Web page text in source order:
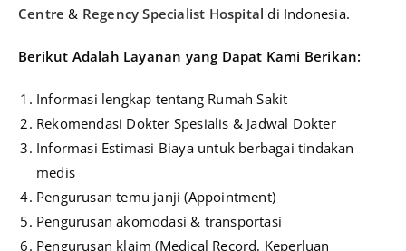
Centre & Regency Specialist Hospital di Indonesia.
Berikut Adalah Layanan yang Dapat Kami Berikan:
Informasi lengkap tentang Rumah Sakit
Rekomendasi Dokter Spesialis & Jadwal Dokter
Informasi Estimasi Biaya untuk berbagai tindakan
medis
Pengurusan temu janji (Appointment)
Pengurusan akomodasi & transportasi
Pengurusan klaim (Medical Record, Keperluan